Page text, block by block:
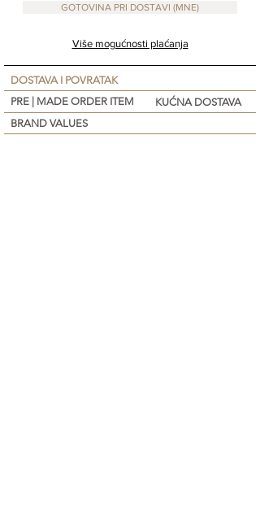
GOTOVINA PRI DOSTAVI (MNE)
Više mogućnosti plaćanja
DOSTAVA I POVRATAK
PRE | MADE ORDER ITEM
KUĆNA DOSTAVA
BRAND VALUES